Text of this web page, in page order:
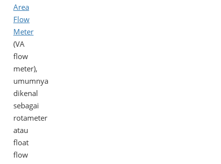
Area
Flow
Meter
(VA
flow
meter),
umumnya
dikenal
sebagai
rotameter
atau
float
flow